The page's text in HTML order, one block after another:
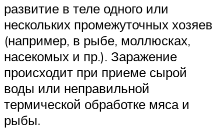
развитие в теле одного или
нескольких промежуточных хозяев
(например, в рыбе, моллюсках,
насекомых и пр.). Заражение
происходит при приеме сырой
воды или неправильной
термической обработке мяса и
рыбы.